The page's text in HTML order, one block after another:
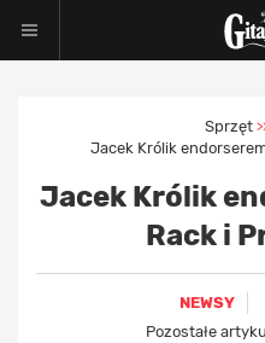
Sprzęt
Jacek Królik
Jacek Królik
Rack i
NEWSY
Pozostałe